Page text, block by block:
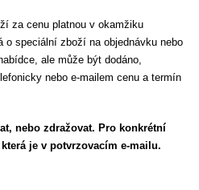
za cenu platnou v okamžiku
o speciální zboží na objednávku nebo
ale může být dodáno,
nebo e-mailem cenu a termín
nebo zdražovat. Pro konkrétní
je v potvrzovacím e-mailu.